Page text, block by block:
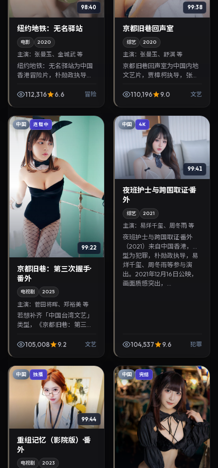
98:40
纽约地铁：无名驿站
电影 2020
主演： 张曼玉、金城武 等
纽约地铁：无名驿站为中国
香港冒险片，朴勋政执导，
2020年4月21日首映，讲述
112,316 6.6 冒险
99:38
京都旧巷回声室
综艺 2020
主演：张曼玉、舒淇 等
京都旧巷回声室为中国内地
文艺片，贾樟柯执导，张曼
1月15日首映，讲述人性抉择
110,196 9.0 文艺
中国 连载中
99:22
京都旧巷：第三次握手·
番外
电视剧 2025
主演： 菅田将晖、郑裕美 等
若想补齐「中国台湾文艺」
类型，《京都旧巷：第三次
昊导演，菅田将晖、郑裕美
105,008 9.2 文艺
中国 4K
99:41
夜班护士与跨国取证·番
外
综艺 2021
主演：易烊千玺、周冬雨 等
夜班护士与跨国取证·番外
（2021）来自中国香港，类
型为犯罪，朴勋政执导，易
烊千玺、周冬雨等参与演
出。2021年12月16日公映，
画面质感突出，...
104,537 9.6 犯罪
中国 独播
99:44
重组记忆（影院版）·番
外
电视剧 2023
中国 完结